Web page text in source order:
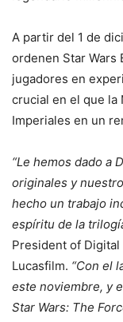
A partir del 1 de
ordenen Star
jugadores en
crucial en el que la
Imperiales en un
“Le hemos dado a
originales y
hecho un trabajo
espíritu de la
President of Digital
Lucasfilm. “Con el
este noviembre, y
Star Wars: The